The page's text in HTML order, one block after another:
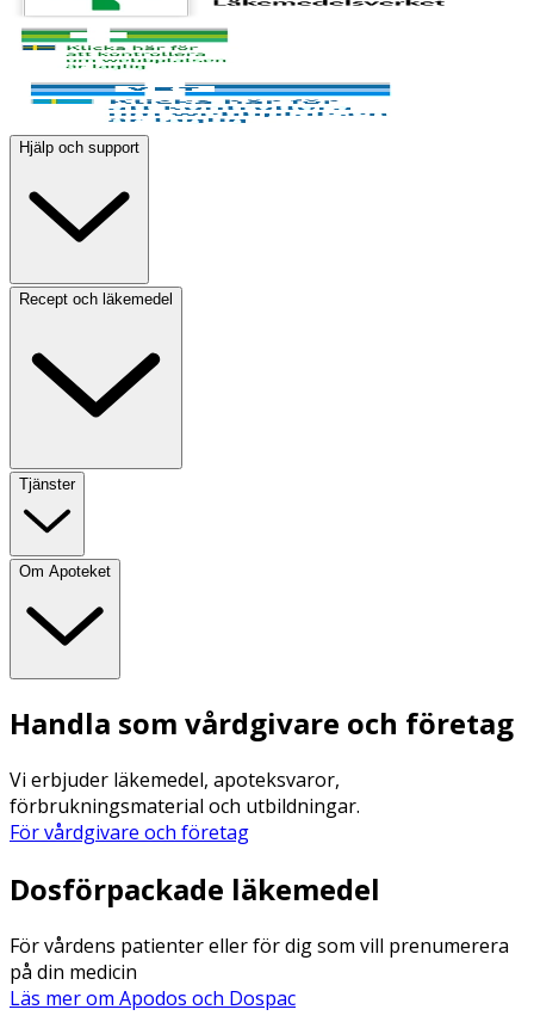
Hjälp och support
Recept och läkemedel
Tjänster
Om Apoteket
Handla som vårdgivare och företag
Vi erbjuder läkemedel, apoteksvaror,
förbrukningsmaterial och utbildningar.
För vårdgivare och företag
Dosförpackade läkemedel
För vårdens patienter eller för dig som vill prenumerera
på din medicin
Läs mer om Apodos och Dospac